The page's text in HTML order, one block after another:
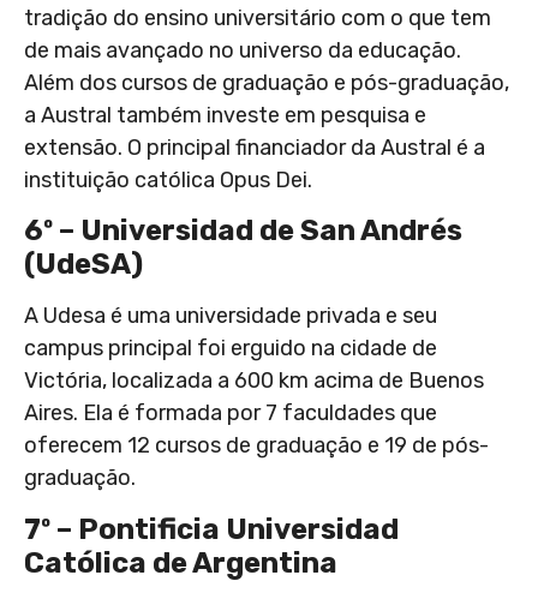
tradição do ensino universitário com o que tem
de mais avançado no universo da educação.
Além dos cursos de graduação e pós-graduação,
a Austral também investe em pesquisa e
extensão. O principal financiador da Austral é a
instituição católica Opus Dei.
6º – Universidad de San Andrés
(UdeSA)
A Udesa é uma universidade privada e seu
campus principal foi erguido na cidade de
Victória, localizada a 600 km acima de Buenos
Aires. Ela é formada por 7 faculdades que
oferecem 12 cursos de graduação e 19 de pós-
graduação.
7º – Pontificia Universidad
Católica de Argentina